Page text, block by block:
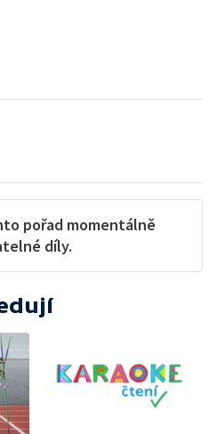
pořad momentálně
díly.